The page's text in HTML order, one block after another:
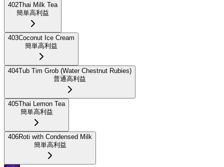
402Thai Milk Tea
簡単高利益
403Coconut Ice Cream
簡単高利益
404Tub Tim Grob (Water Chestnut Rubies)
普通高利益
405Thai Lemon Tea
簡単高利益
406Roti with Condensed Milk
簡単高利益